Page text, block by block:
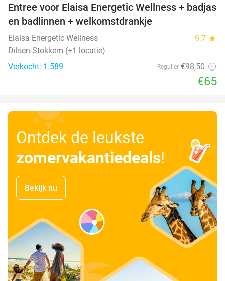
34%
Entree voor Elaisa Energetic Wellness + badjas
en badlinnen + welkomstdrankje
Elaisa Energetic Wellness 9.7 star
Dilsen-Stokkem (+1 locatie)
Verkocht: 1.589
Regulier €98,50
€65
Ontdek de leukste
zomervakantiedeals!
Bekijk nu